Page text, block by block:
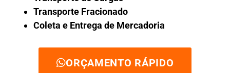
Transporte Fracionado
Coleta e Entrega de Mercadoria
ORÇAMENTO RÁPIDO